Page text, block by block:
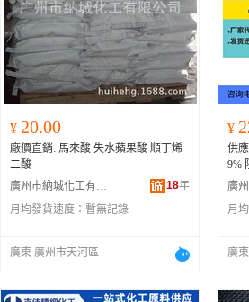
¥ 20.00
廠價直銷: 馬來酸 失水蘋果酸 順丁烯
二酸
廣州市納城化工有限公司
18年
月均發貨速度： 暫無記錄
廣東 廣州市天河區
¥
供
月
廣